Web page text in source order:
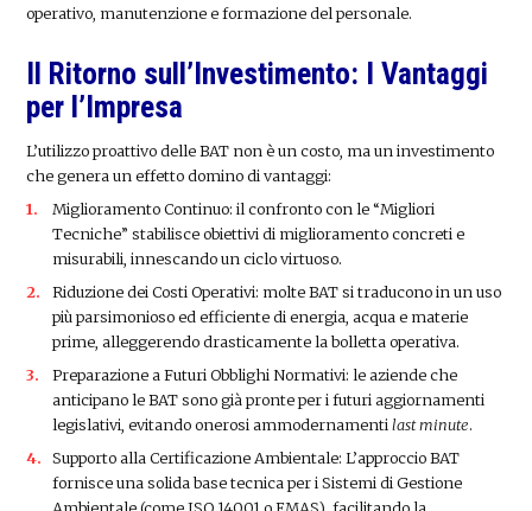
operativo, manutenzione e formazione del personale.
Il Ritorno sull’Investimento: I Vantaggi
per l’Impresa
L’utilizzo proattivo delle BAT non è un costo, ma un investimento
che genera un effetto domino di vantaggi:
Miglioramento Continuo: il confronto con le “Migliori
Tecniche” stabilisce obiettivi di miglioramento concreti e
misurabili, innescando un ciclo virtuoso.
Riduzione dei Costi Operativi: molte BAT si traducono in un uso
più parsimonioso ed efficiente di energia, acqua e materie
prime, alleggerendo drasticamente la bolletta operativa.
Preparazione a Futuri Obblighi Normativi: le aziende che
anticipano le BAT sono già pronte per i futuri aggiornamenti
legislativi, evitando onerosi ammodernamentilast minute.
Supporto alla Certificazione Ambientale: L’approccio BAT
fornisce una solida base tecnica per i Sistemi di Gestione